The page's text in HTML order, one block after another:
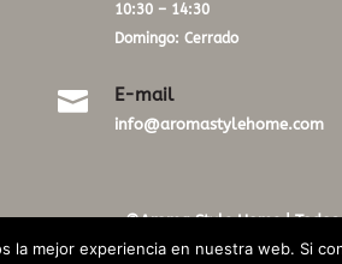
10:30 – 14:30
Domingo: Cerrado
 E-mail
info@aromastylehome.com
©Aroma Style Home |
la mejor experiencia en nuestra web. Si